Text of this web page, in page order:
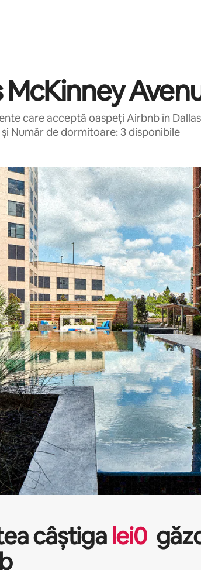
McKinney
care acceptă oaspeți Airbnb în
Număr de dormitoare: 3 disponibile
câștigalei0